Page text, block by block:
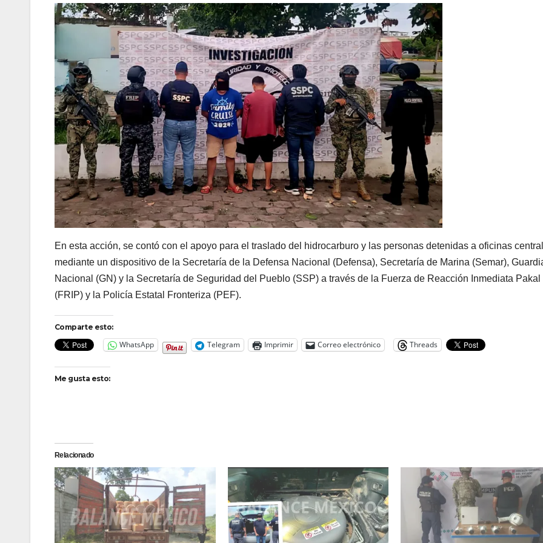
En esta acción, se contó con el apoyo para el traslado del hidrocarburo y las personas detenidas a oficinas
mediante un dispositivo de la Secretaría de la Defensa Nacional (Defensa), Secretaría de Marina (Semar),
Nacional (GN) y la Secretaría de Seguridad del Pueblo (SSP) a través de la Fuerza de Reacción Inmediata Pakal
(FRIP) y la Policía Estatal Fronteriza (PEF).
Comparte esto:
WhatsApp Telegram Imprimir Correo electrónico Threads
Me gusta esto:
Relacionado